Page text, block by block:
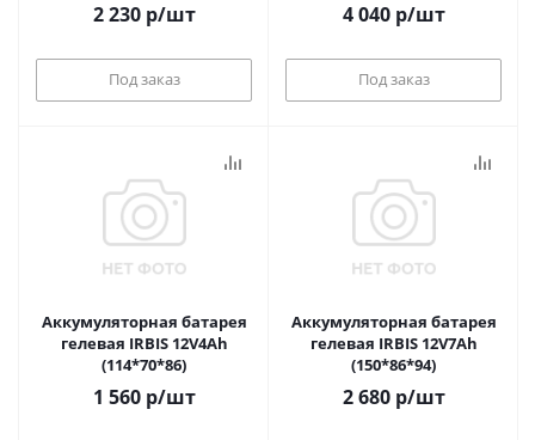
2 230р/шт
Под заказ
4 040р/шт
Под заказ
Аккумуляторная батарея
гелевая IRBIS 12V4Ah
(114*70*86)
1 560р/шт
Аккумуляторная батарея
гелевая IRBIS 12V7Ah
(150*86*94)
2 680р/шт